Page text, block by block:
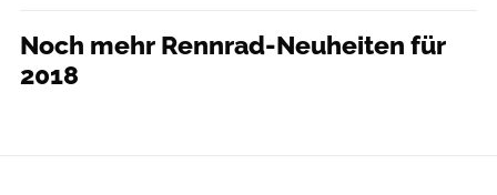
Noch mehr Rennrad-Neuheiten für
2018